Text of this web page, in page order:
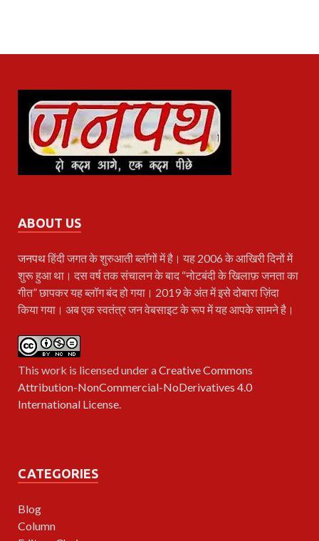
ABOUT US
जनपथहिंदी जगत के शुरुआती ब्लॉगों में है। यह 2006 के आखिरी दिनों में
शुरू हुआ था। दस वर्ष तक संचालन के बाद “नोटबंदी के खिलाफ़ जनता का
गीत” छापकर यह ब्लॉग बंद हो गया। 2019 के अंत में इसे दोबारा ज़िंदा
किया गया। अब एक स्वतंत्र जन वेबसाइट के रूप में यह आपके सामने है।
This work is licensed under aCreative Commons
Attribution-NonCommercial-NoDerivatives 4.0
International License.
CATEGORIES
Blog
Column